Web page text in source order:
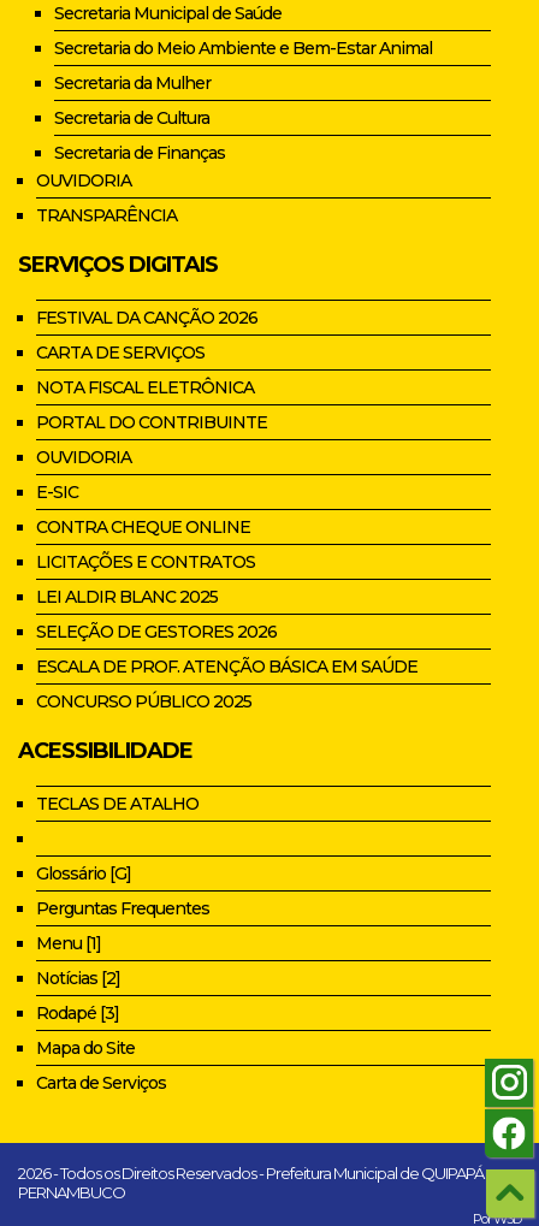
Secretaria Municipal de Saúde
Secretaria do Meio Ambiente e Bem-Estar Animal
Secretaria da Mulher
Secretaria de Cultura
Secretaria de Finanças
OUVIDORIA
TRANSPARÊNCIA
SERVIÇOS DIGITAIS
FESTIVAL DA CANÇÃO 2026
CARTA DE SERVIÇOS
NOTA FISCAL ELETRÔNICA
PORTAL DO CONTRIBUINTE
OUVIDORIA
E-SIC
CONTRA CHEQUE ONLINE
LICITAÇÕES E CONTRATOS
LEI ALDIR BLANC 2025
SELEÇÃO DE GESTORES 2026
ESCALA DE PROF. ATENÇÃO BÁSICA EM SAÚDE
CONCURSO PÚBLICO 2025
ACESSIBILIDADE
TECLAS DE ATALHO
Glossário [G]
Perguntas Frequentes
Menu [1]
Notícias [2]
Rodapé [3]
Mapa do Site
Carta de Serviços
2026 - Todos os Direitos Reservados - Prefeitura Municipal de QUIPAPÁ -
PERNAMBUCO
Por W3D